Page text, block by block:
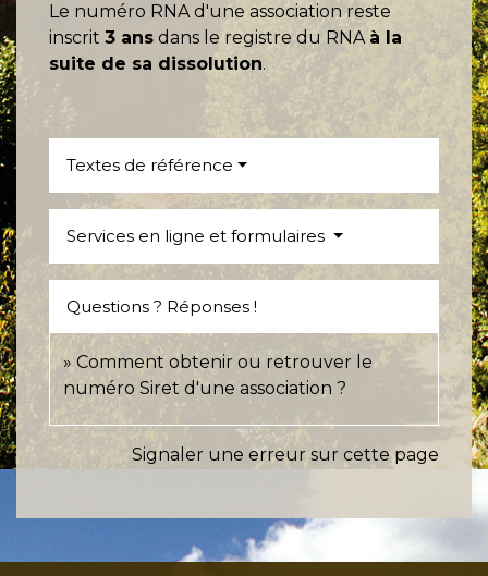
Le numéro RNA d'une association reste
inscrit 3 ans dans le registre du RNA à la
suite de sa dissolution.
Textes de référence
Services en ligne et formulaires
Questions ? Réponses !
Comment obtenir ou retrouver le
numéro Siret d'une association ?
Signaler une erreur sur cette page